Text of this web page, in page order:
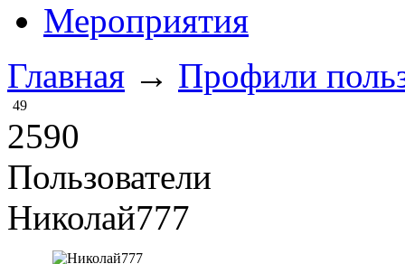
Мероприятия
Главная → Профили
49
2590
Пользователи
Николай777